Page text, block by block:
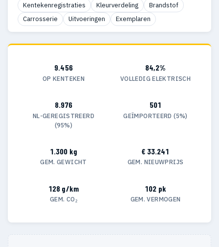
Kentekenregistraties
Kleurverdeling
Brandstof
Carrosserie
Uitvoeringen Exemplaren
9.456
OP KENTEKEN
84,2%
VOLLEDIG ELEKTRISCH
8.976
NL-GEREGISTREERD
(95%)
501
GEÏMPORTEERD (5%)
1.300 kg
GEM. GEWICHT
€ 33.241
GEM. NIEUWPRIJS
128 g/km
GEM. CO₂
102 pk
GEM. VERMOGEN